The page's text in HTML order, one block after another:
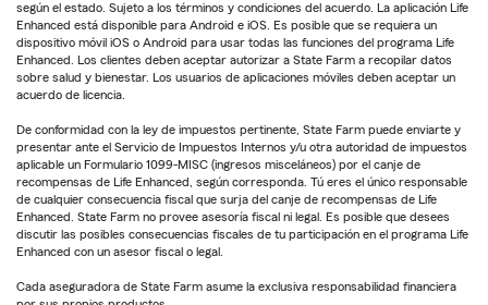
según el estado. Sujeto a los términos y condiciones del acuerdo. La aplicación Life
Enhanced está disponible para Android e iOS. Es posible que se requiera un
dispositivo móvil iOS o Android para usar todas las funciones del programa Life
Enhanced. Los clientes deben aceptar autorizar a State Farm a recopilar datos
sobre salud y bienestar. Los usuarios de aplicaciones móviles deben aceptar un
acuerdo de licencia.
De conformidad con la ley de impuestos pertinente, State Farm puede enviarte y
presentar ante el Servicio de Impuestos Internos y/u otra autoridad de impuestos
aplicable un Formulario 1099-MISC (ingresos misceláneos) por el canje de
recompensas de Life Enhanced, según corresponda. Tú eres el único responsable
de cualquier consecuencia fiscal que surja del canje de recompensas de Life
Enhanced. State Farm no provee asesoría fiscal ni legal. Es posible que desees
discutir las posibles consecuencias fiscales de tu participación en el programa Life
Enhanced con un asesor fiscal o legal.
Cada aseguradora de State Farm asume la exclusiva responsabilidad financiera